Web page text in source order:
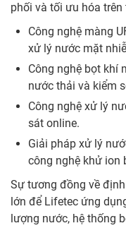
phối và tối ưu hóa
Công nghệ màng
xử lý nước mặt
Công nghệ bọt khí
nước thải và kiểm
Công nghệ xử lý
sát online.
Giải pháp xử lý
công nghệ khử ion
Sự tương đồng về
lớn để Lifetec ứng
lượng nước, hệ thống